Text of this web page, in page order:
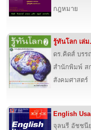
กฎหมาย
รู้ทันโลก เล่ม
ดร.คิดส์ บรร
สำนักพิมพ์ ส
สังคมศาสตร์
English
จุลนรี อัชชนี